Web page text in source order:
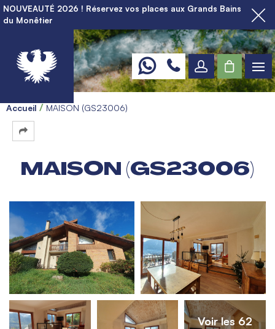
NOUVEAUTÉ 2026 ! Réservez vos places aux Grands Bains
du Monêtier
Accueil MAISON (GS23006)
MAISON (GS23006)
Voir les 62